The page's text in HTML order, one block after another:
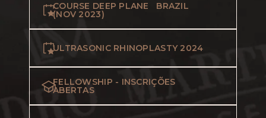
COURSE DEEP PLANE BRAZIL
(NOV 2023)
ULTRASONIC RHINOPLASTY 2024
FELLOWSHIP - INSCRIÇÕES
ABERTAS